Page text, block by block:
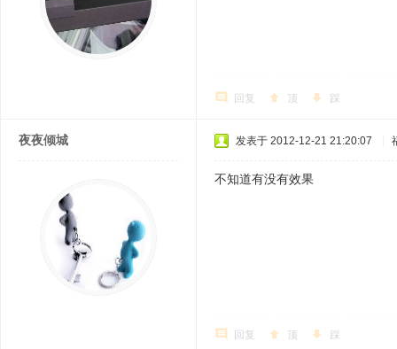
回复 顶 踩
夜夜倾城 发表于 2012-12-21 21:20:07
不知道有没有效果
回复 顶 踩